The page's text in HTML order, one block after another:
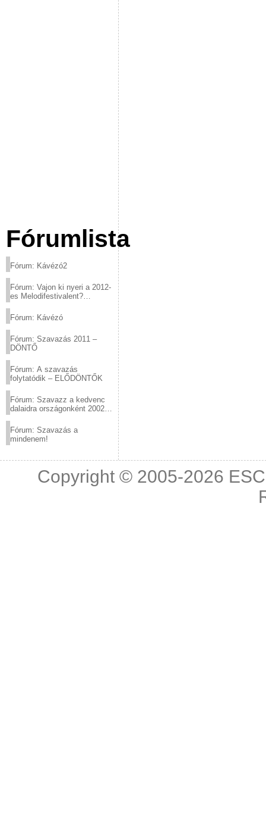
Fórumlista
Fórum: Kávézó2
Fórum: Vajon ki nyeri a 2012-
es Melodifestivalent?
Fórum: Kávézó
Fórum: Szavazás 2011 –
DÖNTŐ
Fórum: A szavazás
folytatódik – ELŐDÖNTŐK
Fórum: Szavazz a kedvenc
dalaidra országonként 2002
Fórum: Szavazás a
mindenem!
Copyright © 2005-2026